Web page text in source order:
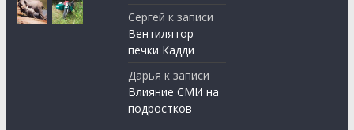
Сергей к записи
Вентилятор
печки Кадди
Дарья к записи
Влияние СМИ на
подростков